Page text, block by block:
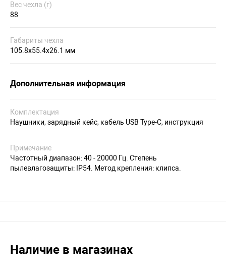
Вес чехла (г)
88
Габариты чехла
105.8х55.4х26.1 мм
Дополнительная информация
Комплектация
Наушники, зарядный кейс, кабель USB Type-C, инструкция
Примечание
Частотный диапазон: 40 - 20000 Гц. Степень
пылевлагозащиты: IP54. Метод крепления: клипса.
Наличие в магазинах